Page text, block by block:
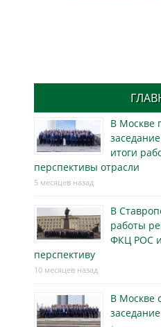
В Москве
итоги
перспективы отрасли
5 месяцев назад
В
работы
ФКЦ РОС
перспективу
10 месяцев назад
В Москве